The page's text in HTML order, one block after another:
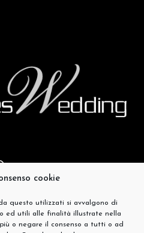
cookie
questo utilizzati si avvalgono di
ed utili alle finalità illustrate nella
o negare il consenso a tutti o ad